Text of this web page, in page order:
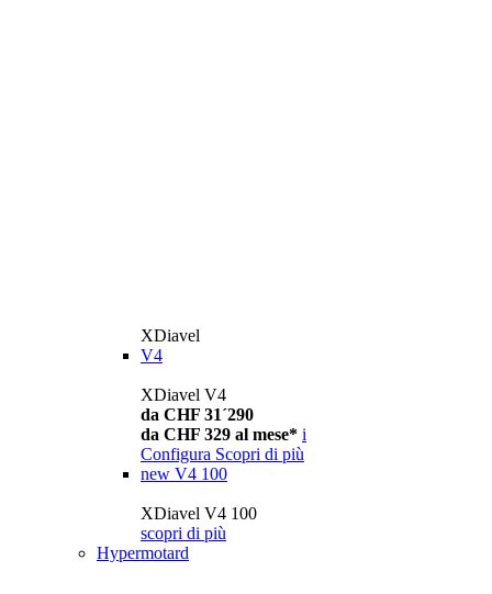
XDiavel
V4
XDiavel V4
da CHF 31´290
da CHF 329 al mese* i
Configura Scopri di più
new V4 100
XDiavel V4 100
scopri di più
Hypermotard